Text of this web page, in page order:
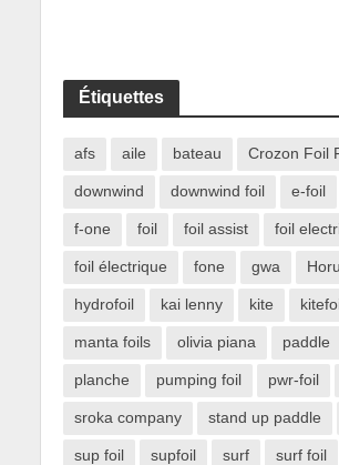
Étiquettes
afs aile bateau Crozon Foil
downwind downwind foil e-foil
f-one foil foil assist foil
foil électrique fone gwa
hydrofoil kai lenny kite
manta foils olivia piana paddle
planche pumping foil pwr-foil
sroka company stand up paddle
sup foil supfoil surf surf foil